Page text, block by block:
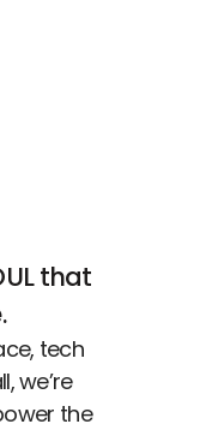
that
tech
we’re
the